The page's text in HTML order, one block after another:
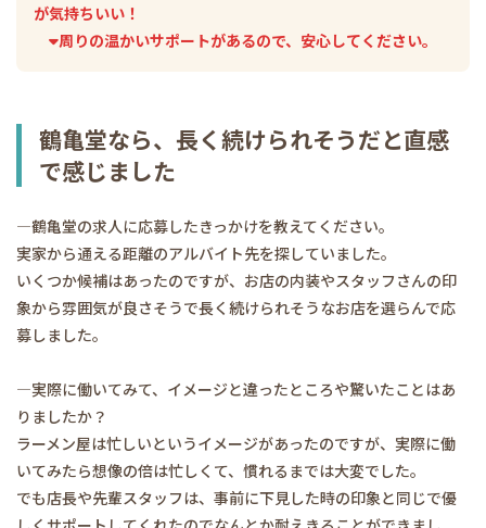
が気持ちいい！
周りの温かいサポートがあるので、安心してください。
鶴亀堂なら、長く続けられそうだと直感
で感じました
―鶴亀堂の求人に応募したきっかけを教えてください。
実家から通える距離のアルバイト先を探していました。
いくつか候補はあったのですが、お店の内装やスタッフさんの印
象から雰囲気が良さそうで長く続けられそうなお店を選らんで応
募しました。
―実際に働いてみて、イメージと違ったところや驚いたことはあ
りましたか？
ラーメン屋は忙しいというイメージがあったのですが、実際に働
いてみたら想像の倍は忙しくて、慣れるまでは大変でした。
でも店長や先輩スタッフは、事前に下見した時の印象と同じで優